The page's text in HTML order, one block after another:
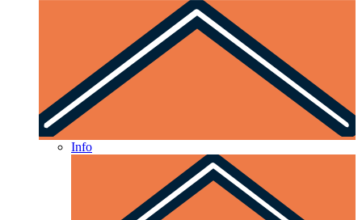
Info